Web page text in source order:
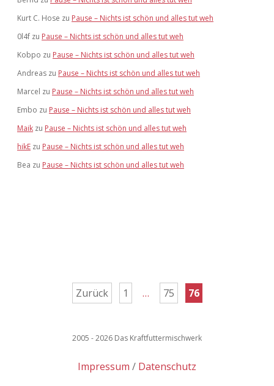
Kurt C. Hose zu Pause – Nichts ist schön und alles tut weh
0l4f zu Pause – Nichts ist schön und alles tut weh
Kobpo zu Pause – Nichts ist schön und alles tut weh
Andreas zu Pause – Nichts ist schön und alles tut weh
Marcel zu Pause – Nichts ist schön und alles tut weh
Embo zu Pause – Nichts ist schön und alles tut weh
Maik zu Pause – Nichts ist schön und alles tut weh
hikE zu Pause – Nichts ist schön und alles tut weh
Bea zu Pause – Nichts ist schön und alles tut weh
Seitennummerierung
Beiträge
Zurück 1 … 75 76
2005 - 2026 Das Kraftfuttermischwerk
Impressum Datenschutz